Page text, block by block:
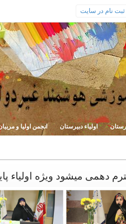
ثبت نام در سایت
اولیاء دبیرستان انجمن اولیا و
دهمی میشود ویژه اولیاء پایه